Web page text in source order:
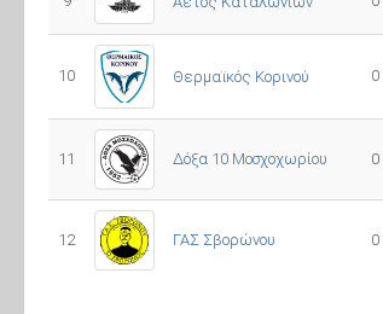
10 Θερμαϊκός Κορινού 0
11 Δόξα 10 Μοσχοχωρίου 0
12 ΓΑΣ Σβορώνου 0